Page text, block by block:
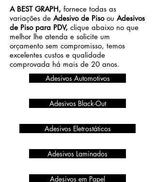
A BEST GRAPH, fornece todas as
variações de Adesivo de Piso ou Adesivos
de Piso para PDV, clique abaixo no que
melhor lhe atenda e solicite um
orçamento sem compromisso, temos
excelentes custos e qualidade
comprovada há mais de 20 anos.
Adesivos Automotivos
Adesivos Black-Out
Adesivos Eletrostáticos
Adesivos Laminados
Adesivos em Papel